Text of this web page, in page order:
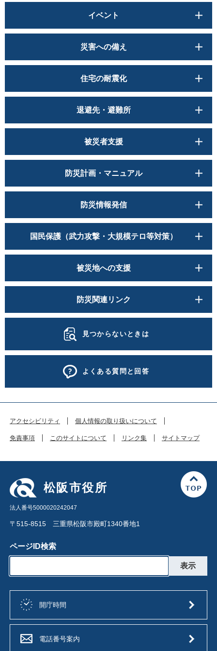
イベント
災害への備え
住宅の耐震化
退避先・避難所
被災者支援
防災計画・マニュアル
防災情報発信
国民保護（武力攻撃・大規模テロ等対策）
被災地への支援
防災関連リンク
見つからないときは
よくある質問と回答
アクセシビリティ 個人情報の取り扱いについて
免責事項 このサイトについて リンク集 サイトマップ
松阪市役所
法人番号5000020242047
〒515-8515 三重県松阪市殿町1340番地1
ページID検索
開庁時間
電話番号案内